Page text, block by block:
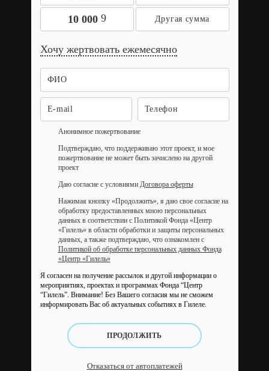
10 000 9
Хочу жертвовать ежемесячно
Анонимное пожертвование
Подтверждаю, что поддерживаю этот проект, и мое
пожертвование не может быть зачислено на другой
проект
Даю согласие с условиями Договора оферты
Нажимая кнопку «Продолжить», я даю свое согласие на
обработку предоставленных мною персональных
данных в соответствии с Политикой Фонда «Центр
«Гилель» в области обработки и защиты персональных
данных, а также подтверждаю, что ознакомлен с
Политикой об обработке персональных данных Фонда
«Центр «Гилель»
Я согласен на получение рассылок и другой информации о
мероприятиях, проектах и программах Фонда “Центр
“Гилель”. Внимание! Без Вашего согласия мы не сможем
информировать Вас об актуальных событиях в Гилеле.
ПРОДОЛЖИТЬ
Отказаться от автоплатежей